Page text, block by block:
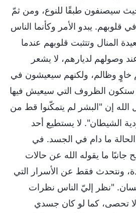
سيصنفون طبقًا للنوع، ومن ثمّ
قلوبهم. يبدو الأمر وكأنما الناس
المنال وتتثبت قلوبهم عندما
وصولهم لديارهم، لا يشعر
خاوٍ وظالم، ولكنهم سيعيشون في
ستكون الظروف التي سيعيش فيها
الله إن "البشر لم يتمكّنوا قط من
الشيطان". لا يستطيع أحد
ما دام في الجسد. في
جانبًا ما يقوله الله عن حالات
ونتحدث فقط عن الأسرار التي
"نظر إليّ الناس نظرات
تحصى، كما لو كان جسدي